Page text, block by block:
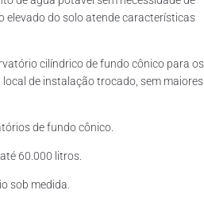
elevado do solo atende características
cilíndrico de fundo cônico para os
local de instalação trocado, sem maiores
de fundo cônico.
60.000 litros.
sob medida.